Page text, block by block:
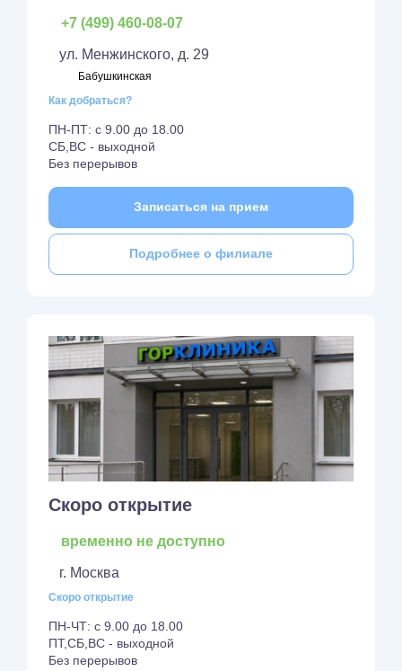
+7 (499) 460-08-07
ул. Менжинского, д. 29
Бабушкинская
Как добраться?
ПН-ПТ: с 9.00 до 18.00
СБ,ВС - выходной
Без перерывов
Записаться на прием
Подробнее о филиале
Скоро открытие
временно не доступно
г. Москва
Скоро открытие
ПН-ЧТ: с 9.00 до 18.00
ПТ,СБ,ВС - выходной
Без перерывов